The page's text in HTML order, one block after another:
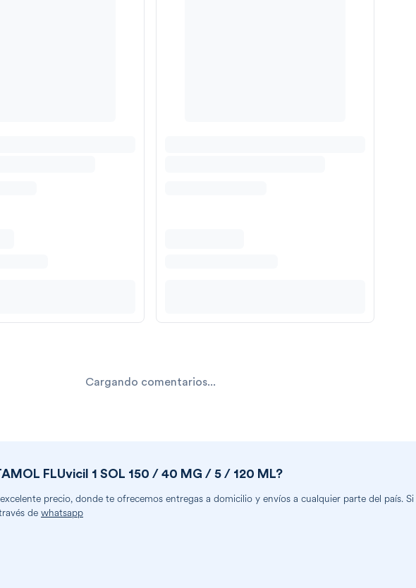
Cargando comentarios...
FLUvicil 1 SOL 150 / 40 MG / 5 / 120 ML?
precio, donde te ofrecemos entregas a domicilio y envíos a cualquier parte del país. Si
de whatsapp